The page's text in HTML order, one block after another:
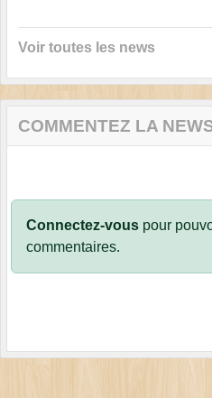
Voir toutes les news
COMMENTEZ LA
Connectez-vous pour
commentaires.